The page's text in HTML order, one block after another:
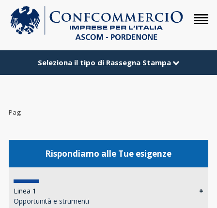
Seleziona il tipo di Rassegna Stampa
Pag;
Rispondiamo alle Tue esigenze
Linea 1
+
Opportunità e strumenti